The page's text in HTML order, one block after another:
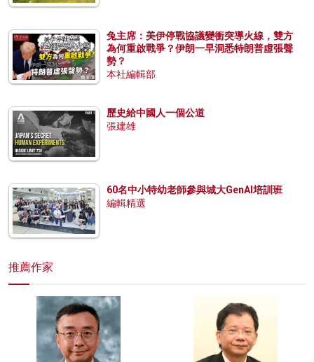
兔主席：美伊停戰協議變衝突導火線，雙方
為何重啟戰爭？伊朗一早洞悉特朗普虛張聲
勢？
本社編輯部
歷史給中國人一個公道
張建雄
60名中小特幼老師參與城大GenAI培訓班
編輯精選
推薦作家